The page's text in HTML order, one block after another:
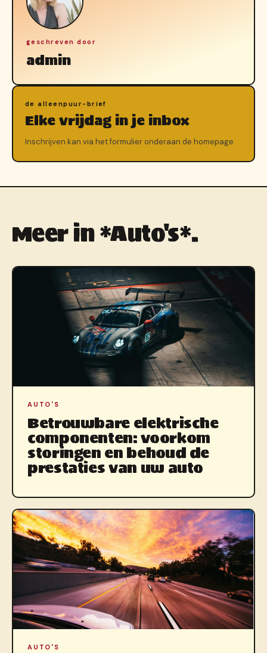
geschreven door
admin
de alleenpuur-brief
Elke vrijdag in je inbox
Inschrijven kan via het formulier onderaan de homepage.
Meer in *Auto's*.
AUTO'S
Betrouwbare elektrische
componenten: voorkom
storingen en behoud de
prestaties van uw auto
AUTO'S